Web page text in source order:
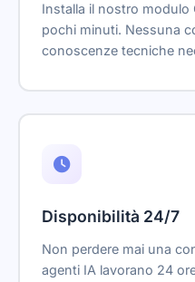
Installa il nostro modulo
pochi minuti. Nessuna
conoscenze tecniche
Disponibilità 24/7
Non perdere mai una
agenti IA lavorano 24